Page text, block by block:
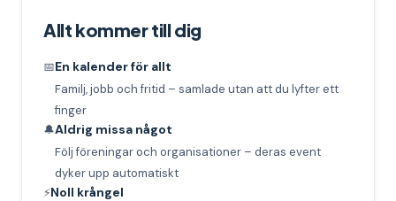
Föräldramöte
Allt kommer till dig
📅En kalender för allt
Familj, jobb och fritid – samlade utan att du lyfter ett
finger
🔔Aldrig missa något
Följ föreningar och organisationer – deras event
dyker upp automatiskt
⚡Noll krångel